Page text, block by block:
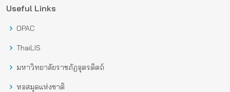
Useful Links
OPAC
ThaiLIS
มหาวิทยาลัยราชภัฏอุตรดิตถ์
หอสมุดแห่งชาติ